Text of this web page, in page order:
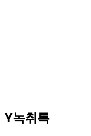
Y녹취록